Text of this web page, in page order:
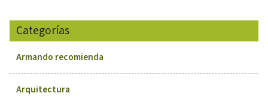
Categorías
Armando recomienda
Arquitectura